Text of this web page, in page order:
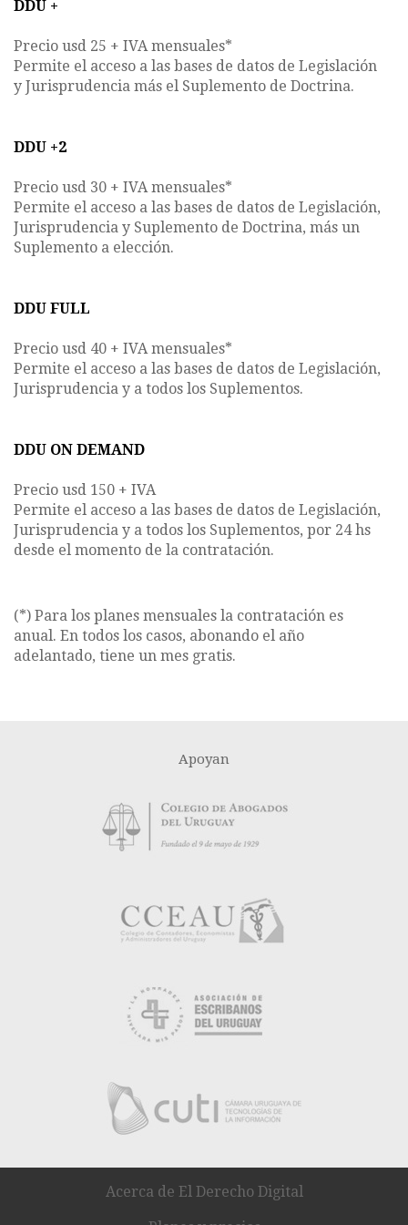
DDU +
Precio usd 25 + IVA mensuales*
Permite el acceso a las bases de datos de Legislación
y Jurisprudencia más el Suplemento de Doctrina.
DDU +2
Precio usd 30 + IVA mensuales*
Permite el acceso a las bases de datos de Legislación,
Jurisprudencia y Suplemento de Doctrina, más un
Suplemento a elección.
DDU FULL
Precio usd 40 + IVA mensuales*
Permite el acceso a las bases de datos de Legislación,
Jurisprudencia y a todos los Suplementos.
DDU ON DEMAND
Precio usd 150 + IVA
Permite el acceso a las bases de datos de Legislación,
Jurisprudencia y a todos los Suplementos, por 24 hs
desde el momento de la contratación.
(*) Para los planes mensuales la contratación es
anual. En todos los casos, abonando el año
adelantado, tiene un mes gratis.
Apoyan
Acerca de El Derecho Digital